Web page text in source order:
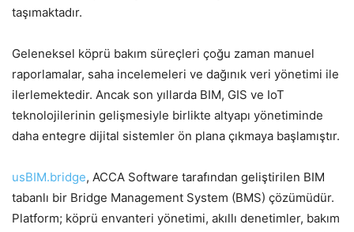
taşımaktadır.
Geleneksel köprü bakım süreçleri çoğu zaman manuel
raporlamalar, saha incelemeleri ve dağınık veri yönetimi ile
ilerlemektedir. Ancak son yıllarda BIM, GIS ve IoT
teknolojilerinin gelişmesiyle birlikte altyapı yönetiminde
daha entegre dijital sistemler ön plana çıkmaya başlamıştır.
usBIM.bridge, ACCA Software tarafından geliştirilen BIM
tabanlı bir Bridge Management System (BMS) çözümüdür.
Platform; köprü envanteri yönetimi, akıllı denetimler, bakım